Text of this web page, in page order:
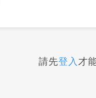
請先登入才